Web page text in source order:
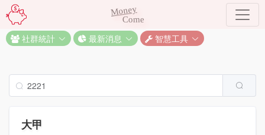
Money
Come
社群統計 最新消息 智慧工具
大甲